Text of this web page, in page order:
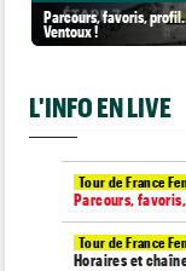
Parcours, favoris,
Ventoux !
L'INFO EN LIVE
Tour de France
Parcours,
Tour de France
Horaires et